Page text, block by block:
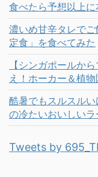
食べたら予想以上
濃いめ甘辛タレで
定食」を食べてみた
【シンガポールか
え！ホーカー＆植物
酷暑でもスルスル
の冷たいおいしい
Tweets by